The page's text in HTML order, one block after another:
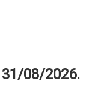
08/2026.